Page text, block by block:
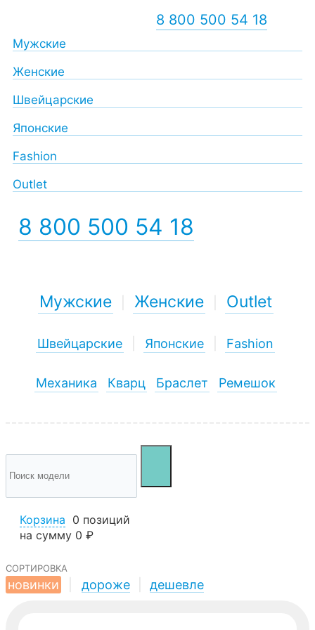
Мужские
Женские
Швейцарские
Японские
Fashion
Outlet
8 800 500 54 18
8 800 500 54 18
Мужские Женские Outlet
Швейцарские Японские Fashion
Механика Кварц Браслет Ремешок
Корзина 0 позиций
на сумму 0 ₽
сортировка
новинки
дороже дешевле